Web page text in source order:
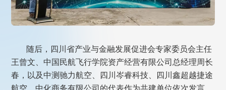
随后，四川省产业与金融发展促进会专家委员会主任
王曾文、中国民航飞行学院资产经营有限公司总经理周长
春，以及中测驰力航空、四川岑睿科技、四川鑫超越捷途
航空、中化商务有限公司的代表作为共建单位依次发言。